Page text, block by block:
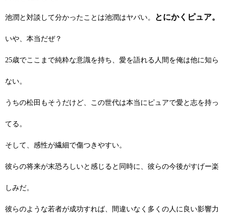
池潤と対談して分かったことは池潤はヤバい。 とにかくピュア。
いや、本当だぜ？
25歳でここまで純粋な意識を持ち、愛を語れる人間を俺は他に知ら
ない。
うちの松田もそうだけど、この世代は本当にピュアで愛と志を持っ
てる。
そして、感性が繊細で傷つきやすい。
彼らの将来が末恐ろしいと感じると同時に、彼らの今後がすげー楽
しみだ。
彼らのような若者が成功すれば、間違いなく多くの人に良い影響力